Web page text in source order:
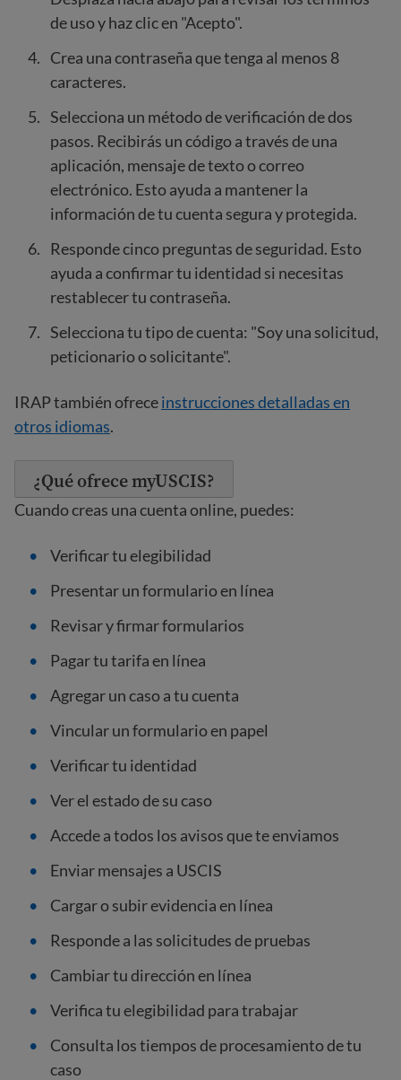
de uso y haz clic en "Acepto".
Crea una contraseña que tenga al menos 8
caracteres.
Selecciona un método de verificación de dos
pasos. Recibirás un código a través de una
aplicación, mensaje de texto o correo
electrónico. Esto ayuda a mantener la
información de tu cuenta segura y protegida.
Responde cinco preguntas de seguridad. Esto
ayuda a confirmar tu identidad si necesitas
restablecer tu contraseña.
Selecciona tu tipo de cuenta: "Soy una solicitud,
peticionario o solicitante".
IRAP también ofreceinstrucciones detalladas en
otros idiomas.
¿Qué ofrece myUSCIS?
Cuando creas una cuenta online, puedes:
Verificar tu elegibilidad
Presentar un formulario en línea
Revisar y firmar formularios
Pagar tu tarifa en línea
Agregar un caso a tu cuenta
Vincular un formulario en papel
Verificar tu identidad
Ver el estado de su caso
Accede a todos los avisos que te enviamos
Enviar mensajes a USCIS
Cargar o subir evidencia en línea
Responde a las solicitudes de pruebas
Cambiar tu dirección en línea
Verifica tu elegibilidad para trabajar
Consulta los tiempos de procesamiento de tu
caso